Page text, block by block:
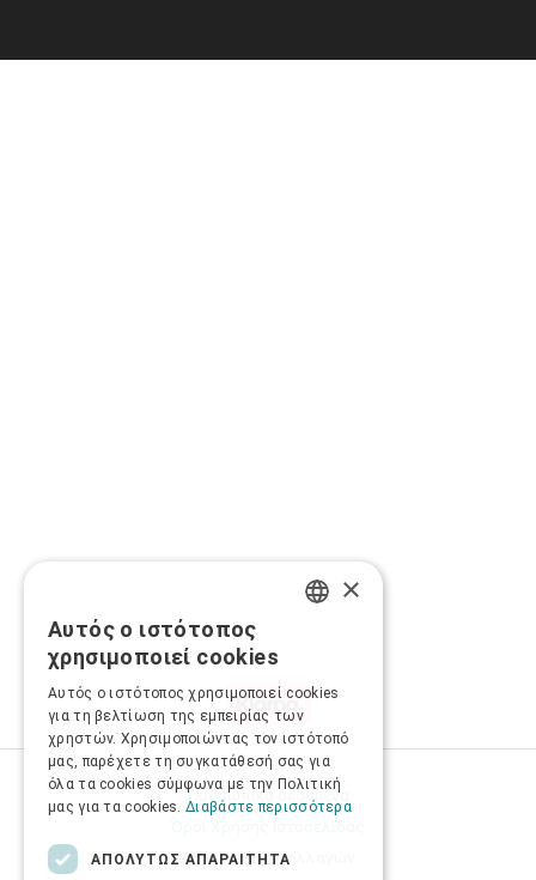
Προσωπικά δεδομένα
Ασφάλεια συναλλαγών
×
Αυτός ο ιστότοπος
χρησιμοποιεί cookies
Αυτός ο ιστότοπος χρησιμοποιεί cookies
για τη βελτίωση της εμπειρίας των
χρηστών. Χρησιμοποιώντας τον ιστότοπό
μας, παρέχετε τη συγκατάθεσή σας για
όλα τα cookies σύμφωνα με την Πολιτική
μας για τα cookies. Διαβάστε περισσότερα
ΑΠΟΛΎΤΩΣ ΑΠΑΡΑΊΤΗΤΑ